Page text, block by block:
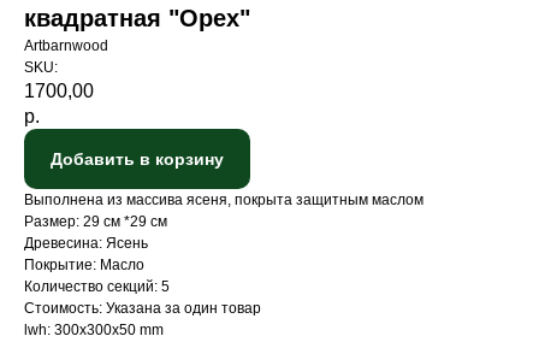
квадратная "Орех"
Artbarnwood
SKU:
1700,00
р.
Добавить в корзину
Выполнена из массива ясеня, покрыта защитным маслом
Размер: 29 см *29 см
Древесина: Ясень
Покрытие: Масло
Количество секций: 5
Стоимость: Указана за один товар
lwh: 300x300x50 mm